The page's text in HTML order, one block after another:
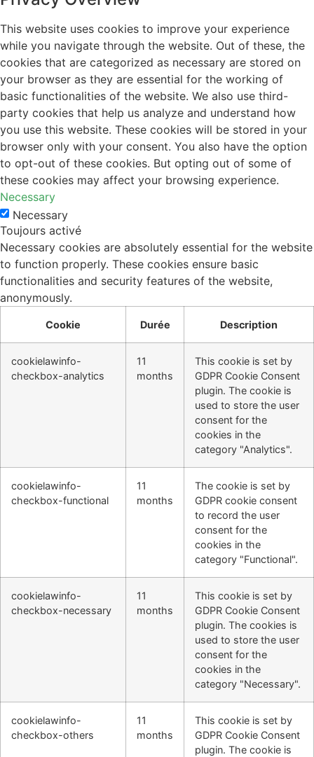
This website uses cookies to improve your experience
while you navigate through the website. Out of these, the
cookies that are categorized as necessary are stored on
your browser as they are essential for the working of
basic functionalities of the website. We also use third-
party cookies that help us analyze and understand how
you use this website. These cookies will be stored in your
browser only with your consent. You also have the option
to opt-out of these cookies. But opting out of some of
these cookies may affect your browsing experience.
Necessary
Necessary
Toujours activé
Necessary cookies are absolutely essential for the website
to function properly. These cookies ensure basic
functionalities and security features of the website,
anonymously.
Cookie Durée Description
cookielawinfo-
checkbox-analytics
11
months
This cookie is set by
GDPR Cookie Consent
plugin. The cookie is
used to store the user
consent for the
cookies in the
category "Analytics".
cookielawinfo-
checkbox-functional
11
months
The cookie is set by
GDPR cookie consent
to record the user
consent for the
cookies in the
category "Functional".
cookielawinfo-
checkbox-necessary
11
months
This cookie is set by
GDPR Cookie Consent
plugin. The cookies is
used to store the user
consent for the
cookies in the
category "Necessary".
cookielawinfo-
checkbox-others
11
months
This cookie is set by
GDPR Cookie Consent
plugin. The cookie is